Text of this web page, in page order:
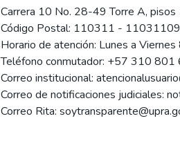
Carrera 10 No. 28-49 Torre A,
Código Postal: 110311 -
Horario de atención: Lunes a
Teléfono conmutador: +57 310 801
Correo institucional:
Correo de notificaciones judiciales:
Correo Rita: